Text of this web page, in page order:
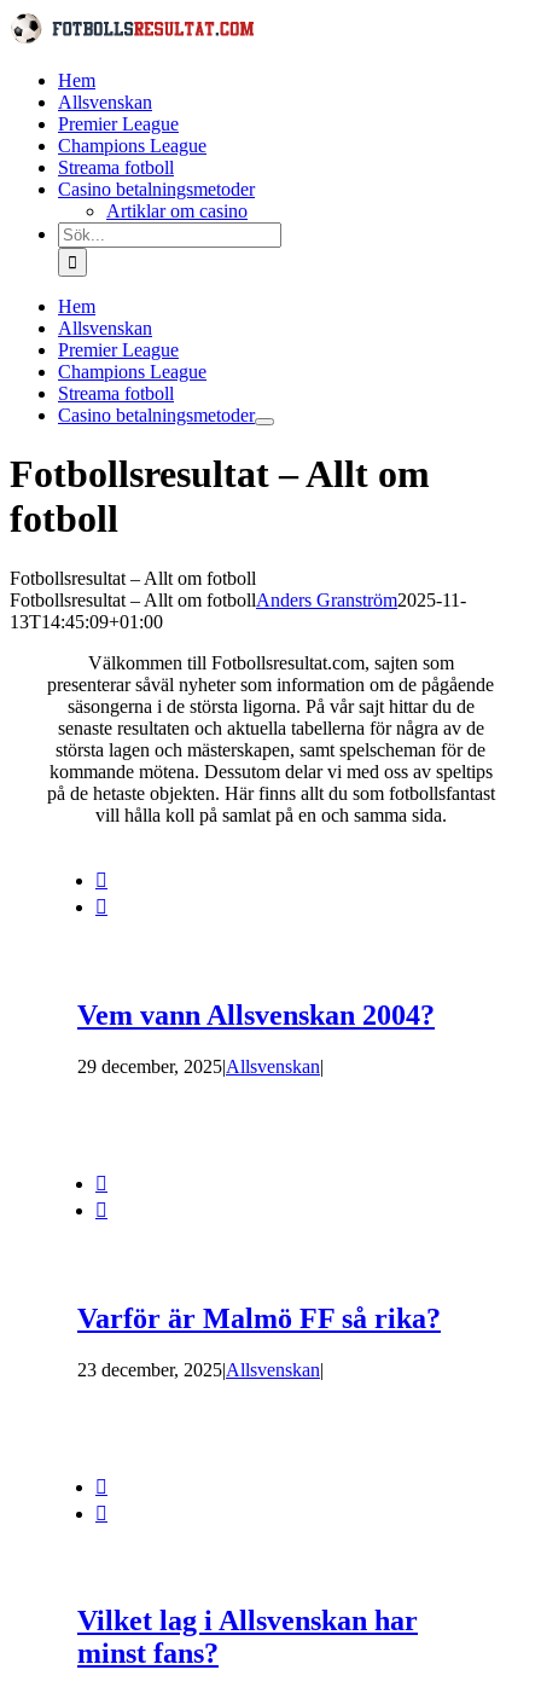
Fortsätt
till
Hem
Allsvenskan
Premier League
Champions League
Streama fotboll
Casino betalningsmetoder
Artiklar om casino
Sök
efter:
Hem
Allsvenskan
Premier League
Champions League
Streama fotboll
Casino betalningsmetoder
Fotbollsresultat – Allt om
fotboll
Fotbollsresultat – Allt om fotboll
Fotbollsresultat – Allt om fotbollAnders Granström2025-11-
13T14:45:09+01:00
Välkommen till Fotbollsresultat.com, sajten som
presenterar såväl nyheter som information om de pågående
säsongerna i de största ligorna. På vår sajt hittar du de
senaste resultaten och aktuella tabellerna för några av de
största lagen och mästerskapen, samt spelscheman för de
kommande mötena. Dessutom delar vi med oss av speltips
på de hetaste objekten. Här finns allt du som fotbollsfantast
vill hålla koll på samlat på en och samma sida.


Vem vann Allsvenskan 2004?
29 december, 2025|Allsvenskan|


Varför är Malmö FF så rika?
23 december, 2025|Allsvenskan|


Vilket lag i Allsvenskan har
minst fans?